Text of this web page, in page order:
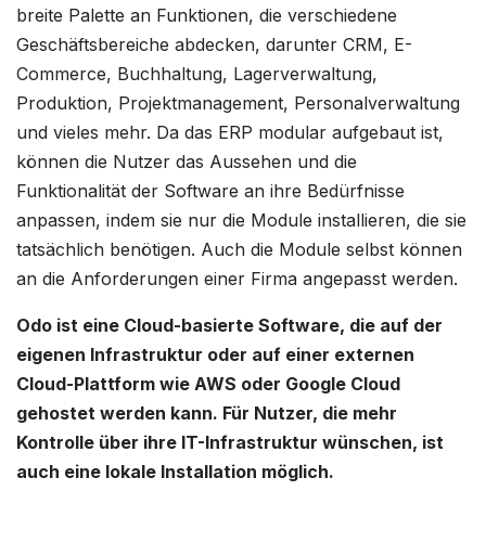
breite Palette an Funktionen, die verschiedene
Geschäftsbereiche abdecken, darunter CRM, E-
Commerce, Buchhaltung, Lagerverwaltung,
Produktion, Projektmanagement, Personalverwaltung
und vieles mehr. Da das ERP modular aufgebaut ist,
können die Nutzer das Aussehen und die
Funktionalität der Software an ihre Bedürfnisse
anpassen, indem sie nur die Module installieren, die sie
tatsächlich benötigen. Auch die Module selbst können
an die Anforderungen einer Firma angepasst werden.
Odo ist eine Cloud-basierte Software, die auf der
eigenen Infrastruktur oder auf einer externen
Cloud-Plattform wie AWS oder Google Cloud
gehostet werden kann. Für Nutzer, die mehr
Kontrolle über ihre IT-Infrastruktur wünschen, ist
auch eine lokale Installation möglich.